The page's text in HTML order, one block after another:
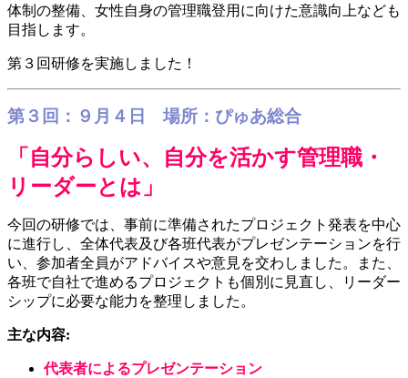
体制の整備、女性自身の管理職登用に向けた意識向上なども
目指します。
第３回研修を実施しました！
第３回：９月４日 場所：ぴゅあ総合
「自分らしい、自分を活かす管理職・
リーダーとは」
今回の研修では、事前に準備されたプロジェクト発表を中心
に進行し、全体代表及び各班代表がプレゼンテーションを行
い、参加者全員がアドバイスや意見を交わしました。また、
各班で自社で進めるプロジェクトも個別に見直し、リーダー
シップに必要な能力を整理しました。
主な内容:
代表者によるプレゼンテーション